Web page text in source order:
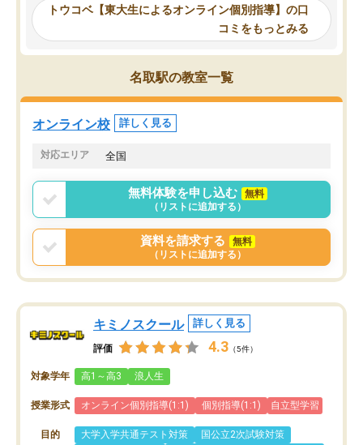
ーティングを行い、その講師で良いか
見てから講師を決定する事ができま
す。
うちの子は、初回面談の講師の方で決
オンラインツールを使用した単語帳の
共有があり宿題もそちらで出される形
でした。
言う事で講師変更の申し出があり、あ
まりに短期での変更だった為、塾に通
う事にして退会しました。遅れも取り
戻せ、授業内容や講師の方は良かった
と思います。
いなのがあり(有料)、受
ことをどんなスケジュー
くか相談したのですが、
ち期待したものではなく
くなってきたようなので
トウコベ【東大生によるオンライン個別指導】の口
コミをもっとみる
名取駅の教室一覧
オンライン校 詳しく見る
対応エリア 全国
無料体験を申し込む
無料
（リストに追加する）
資料を請求する
無料
（リストに追加する）
キミノスクール 詳しく見る
評価 4.3 （5件）
対象学年 高1～高3 浪人生
授業形式 オンライン個別指導(1:1) 個別指導(1:1) 自立型学習
目的 大学入学共通テスト対策
国公立2次試験対策